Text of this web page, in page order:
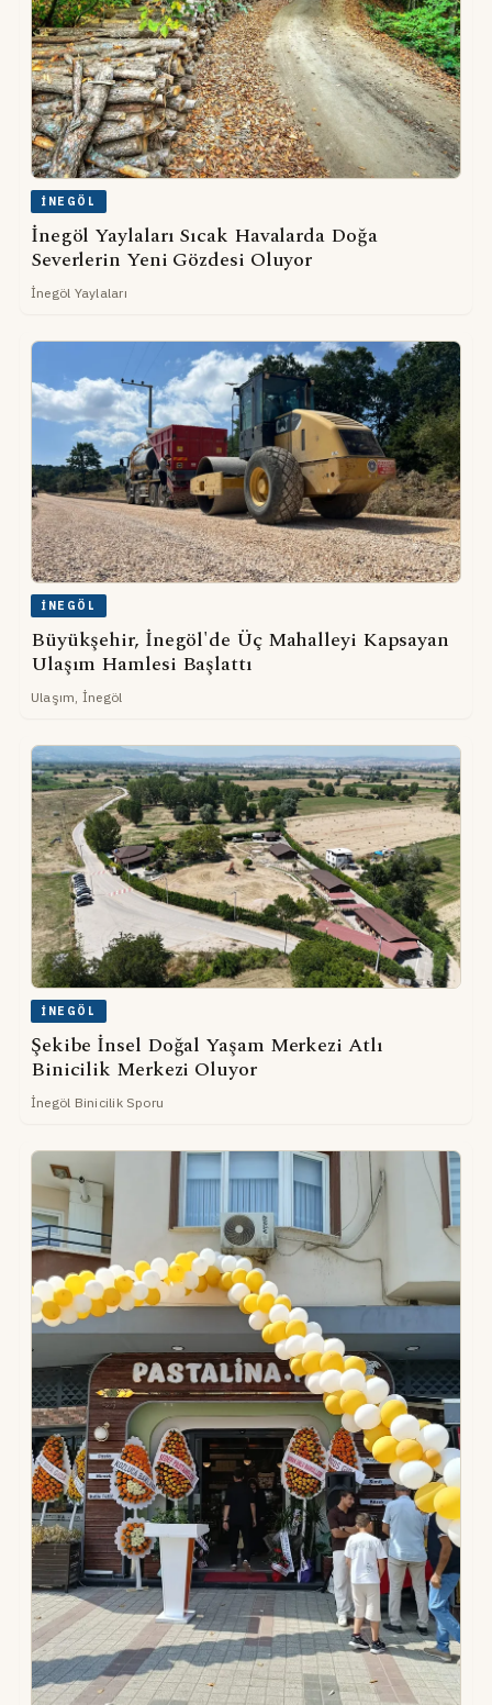
İNEGÖL
İnegöl Yaylaları Sıcak Havalarda Doğa
Severlerin Yeni Gözdesi Oluyor
İnegöl Yaylaları
İNEGÖL
Büyükşehir, İnegöl'de Üç Mahalleyi Kapsayan
Ulaşım Hamlesi Başlattı
Ulaşım, İnegöl
İNEGÖL
Şekibe İnsel Doğal Yaşam Merkezi Atlı
Binicilik Merkezi Oluyor
İnegöl Binicilik Sporu